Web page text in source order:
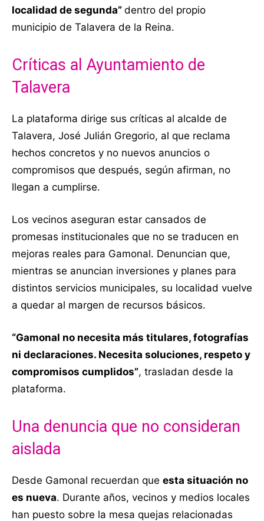
localidad de segunda” dentro del propio
municipio de Talavera de la Reina.
Críticas al Ayuntamiento de
Talavera
La plataforma dirige sus críticas al alcalde de
Talavera, José Julián Gregorio, al que reclama
hechos concretos y no nuevos anuncios o
compromisos que después, según afirman, no
llegan a cumplirse.
Los vecinos aseguran estar cansados de
promesas institucionales que no se traducen en
mejoras reales para Gamonal. Denuncian que,
mientras se anuncian inversiones y planes para
distintos servicios municipales, su localidad vuelve
a quedar al margen de recursos básicos.
“Gamonal no necesita más titulares, fotografías
ni declaraciones. Necesita soluciones, respeto y
compromisos cumplidos”, trasladan desde la
plataforma.
Una denuncia que no consideran
aislada
Desde Gamonal recuerdan que esta situación no
es nueva. Durante años, vecinos y medios locales
han puesto sobre la mesa quejas relacionadas